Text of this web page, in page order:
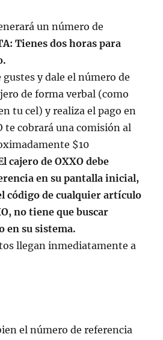
un número de
Tienes dos horas para
gustes y dale el número de
de forma verbal (como
tu cel) y realiza el pago en
te cobrará una comisión al
$10
cajero de OXXO debe
en su pantalla inicial,
código de cualquier artículo
no tiene que buscar
en su sistema.
llegan inmediatamente a
el número de referencia